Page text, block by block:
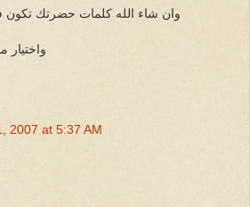
وان شاء الله كلمات حضرتك تكون
واختيار
2007 at 5:37 AM